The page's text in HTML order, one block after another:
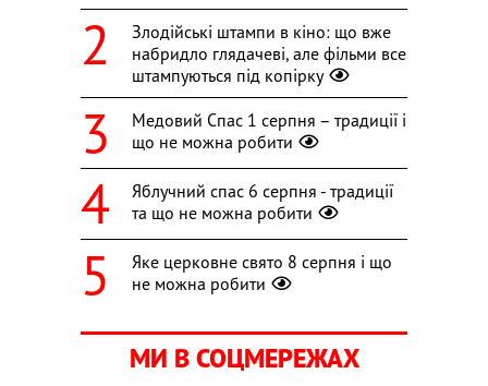
Злодійські штампи в кіно: що вже
набридло глядачеві, але фільми все
штампуються під копірку
Медовий Спас 1 серпня – традиції і
що не можна робити
Яблучний спас 6 серпня - традиції
та що не можна робити
Яке церковне свято 8 серпня і що
не можна робити
МИ В СОЦМЕРЕЖАХ